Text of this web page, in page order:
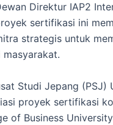
Direktur IAP2
sertifikasi ini
strategis untuk
Studi Jepang
proyek sertifikasi
of Business